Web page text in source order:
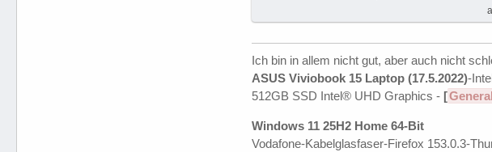
Ich bin in allem nicht gut, aber auch nicht
ASUS Viviobook 15 Laptop (17.5.2022)-
512GB SSD Intel® UHD Graphics - [
Windows 11 25H2 Home 64-Bit
Vodafone-Kabelglasfaser-Firefox 153.0.3-